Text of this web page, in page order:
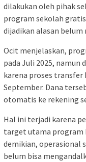
dilakukan oleh pihak
program sekolah
dijadikan alasan belum
Ocit menjelaskan,
pada Juli 2025, namun
karena proses transfer
September. Dana
otomatis ke rekening
Hal ini terjadi karena
target utama program
demikian, operasional
belum bisa